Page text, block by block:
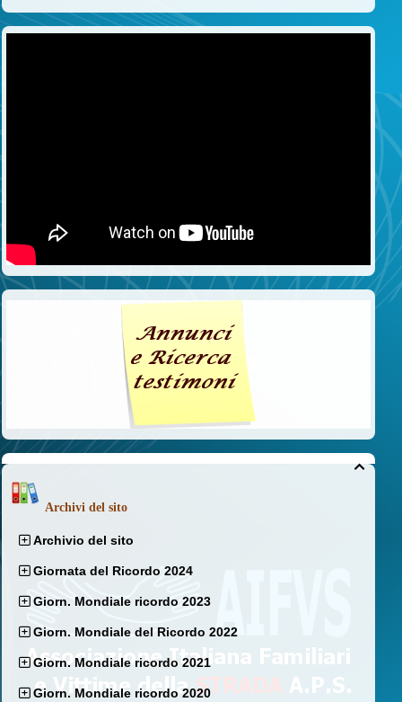

Archivi del sito
Archivio del sito
Giornata del Ricordo 2024
Giorn. Mondiale ricordo 2023
Giorn. Mondiale del Ricordo 2022
Giorn. Mondiale ricordo 2021
Giorn. Mondiale ricordo 2020